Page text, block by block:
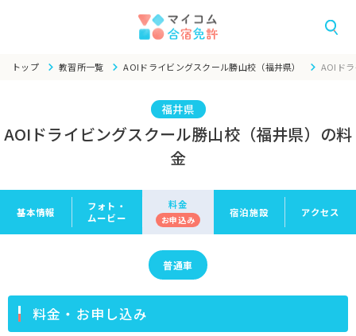
トップ 教習所一覧 AOIドライビングスクール勝山校（福井県） AOIド
福井県
AOIドライビングスクール勝山校（福井県）の料
金
基本情報
フォト・
ムービー
料金
お申込み
宿泊施設 アクセス
普通車
料金・お申し込み